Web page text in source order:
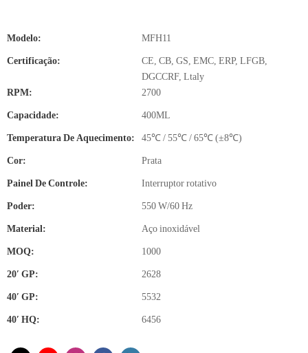
Modelo: MFH11
Certificação:
CE, CB, GS, EMC, ERP, LFGB,
DGCCRF, Ltaly
RPM:
2700
Capacidade: 400ML
Temperatura De Aquecimento: 45℃ / 55℃ / 65℃ (±8℃)
Cor: Prata
Painel De Controle: Interruptor rotativo
Poder: 550 W/60 Hz
Material: Aço inoxidável
MOQ: 1000
20′ GP: 2628
40′ GP: 5532
40′ HQ: 6456